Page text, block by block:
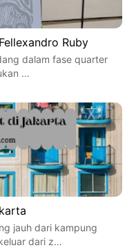
Ruby
dalam fase quarter
…
jauh dari kampung
dari z…